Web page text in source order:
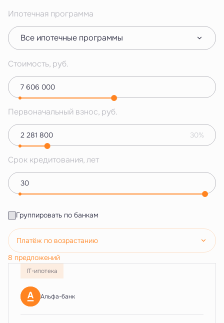
Ипотечная программа
Все ипотечные программы
Стоимость, руб.
Первоначальный взнос, руб.
30%
Срок кредитования, лет
Группировать по банкам
Платёж по возрастанию
8 предложений
IT-ипотека
Альфа-банк